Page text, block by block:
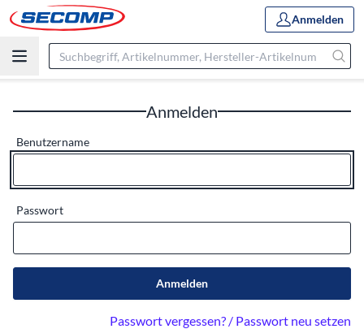
Anmelden
Anmelden
Benutzername
Passwort
Anmelden
Passwort vergessen? / Passwort neu setzen